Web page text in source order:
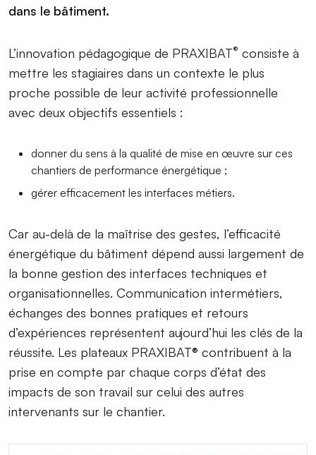
dans le bâtiment.
L’innovation pédagogique de PRAXIBAT® consiste à
mettre les stagiaires dans un contexte le plus
proche possible de leur activité professionnelle
avec deux objectifs essentiels :
donner du sens à la qualité de mise en œuvre sur ces
chantiers de performance énergétique ;
gérer efficacement les interfaces métiers.
Car au-delà de la maîtrise des gestes, l’efficacité
énergétique du bâtiment dépend aussi largement de
la bonne gestion des interfaces techniques et
organisationnelles. Communication intermétiers,
échanges des bonnes pratiques et retours
d’expériences représentent aujourd’hui les clés de la
réussite. Les plateaux PRAXIBAT® contribuent à la
prise en compte par chaque corps d’état des
impacts de son travail sur celui des autres
intervenants sur le chantier.